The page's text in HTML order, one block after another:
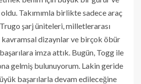
Takımımla birlikte sadece araç
şarj üniteleri, milletlerarası
dizaynlar ve birçok öbür
imza attık. Bugün, Togg ile
gelmiş bulunuyorum. Lakin geride
başarılarla devam edileceğine